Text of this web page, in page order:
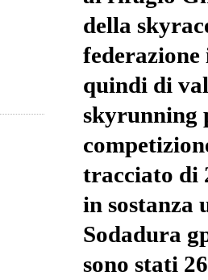
della
quindi di
skyrunning
tracciato di
in sostanza
Sodadura
sono stati